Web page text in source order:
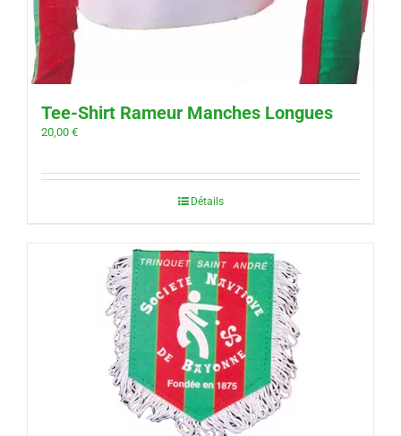
Tee-Shirt Rameur Manches Longues
20,00 €
Détails